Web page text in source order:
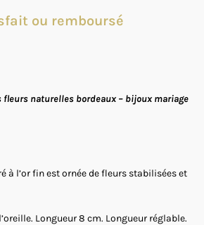
ou remboursé
fleurs naturelles bordeaux – bijoux mariage
à l’or fin est ornée de fleurs stabilisées et
Longueur 8 cm. Longueur réglable.